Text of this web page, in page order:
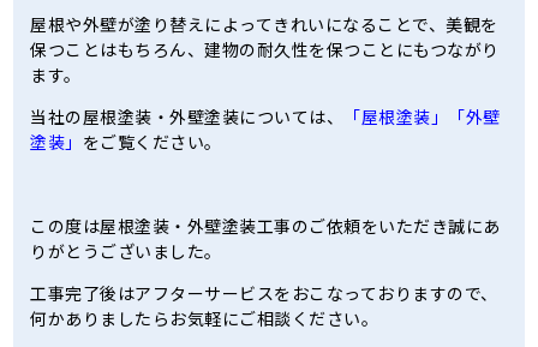
屋根や外壁が塗り替えによってきれいになることで、美観を
保つことはもちろん、建物の耐久性を保つことにもつながり
ます。
当社の屋根塗装・外壁塗装については、
「屋根塗装」
「外壁
塗装」 をご覧ください。
この度は屋根塗装・外壁塗装工事のご依頼をいただき誠にあ
りがとうございました。
工事完了後はアフターサービスをおこなっておりますので、
何かありましたらお気軽にご相談ください。